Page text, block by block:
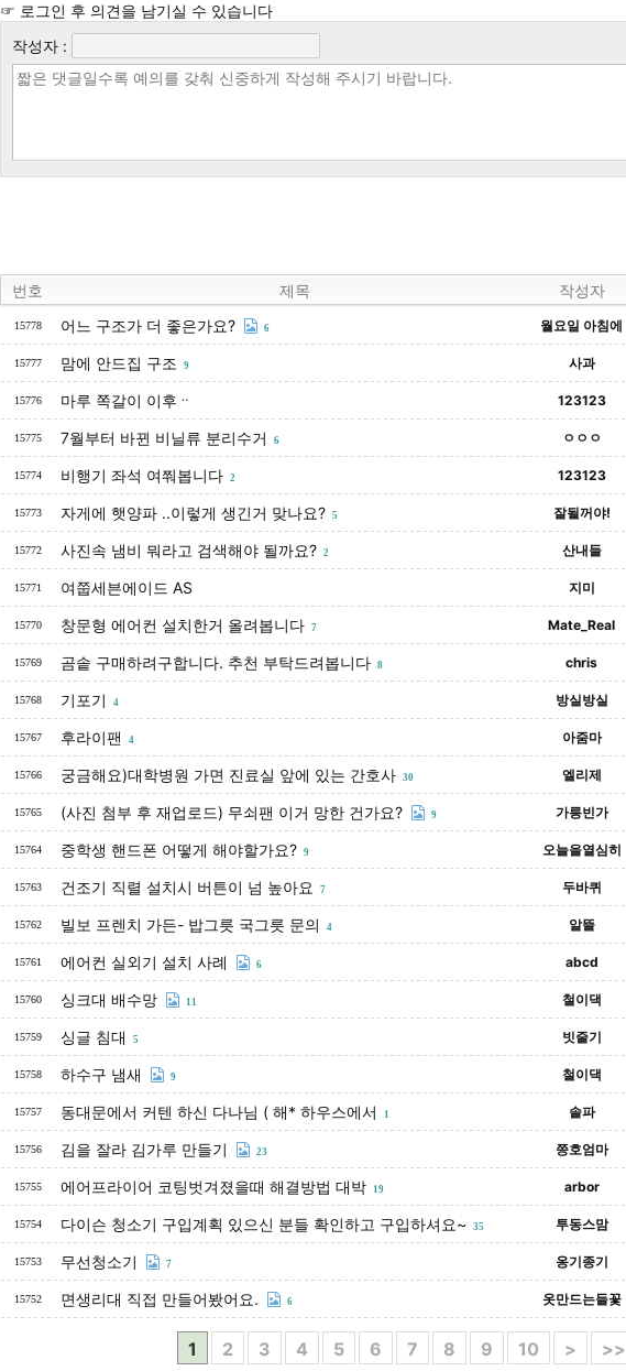
☞ 로그인 후 의견을 남기실 수 있습니다
작성자 :
번호 제목 작성자
15778 어느 구조가 더 좋은가요? 6 월요일 아침에
15777 맘에 안드집 구조 9 사과
15776 마루 쪽갈이 이후ᆢ 123123
15775 7월부터 바뀐 비닐류 분리수거 6 ㅇㅇㅇ
15774 비행기 좌석 여쭤봅니다 2 123123
15773 자게에 햇양파 ..이렇게 생긴거 맞나요? 5 잘될꺼야!
15772 사진속 냄비 뭐라고 검색해야 될까요? 2 산내들
15771 여쭙세븐에이드 AS 지미
15770 창문형 에어컨 설치한거 올려봅니다 7 Mate_Real
15769 곰솥 구매하려구합니다. 추천 부탁드려봅니다 8 chris
15768 기포기 4 방실방실
15767 후라이팬 4 아줌마
15766 궁금해요)대학병원 가면 진료실 앞에 있는 간호사 30 엘리제
15765 (사진 첨부 후 재업로드) 무쇠팬 이거 망한 건가요? 9 가릉빈가
15764 중학생 핸드폰 어떻게 해야할가요? 9 오늘을열심히
15763 건조기 직렬 설치시 버튼이 넘 높아요 7 두바퀴
15762 빌보 프렌치 가든- 밥그릇 국그릇 문의 4 알뜰
15761 에어컨 실외기 설치 사례 6 abcd
15760 싱크대 배수망 11 철이댁
15759 싱글 침대 5 빗줄기
15758 하수구 냄새 9 철이댁
15757 동대문에서 커텐 하신 다나님 ( 해* 하우스에서 1 솔파
15756 김을 잘라 김가루 만들기 23 쯩호엄마
15755 에어프라이어 코팅벗겨졌을때 해결방법 대박 19 arbor
15754 다이슨 청소기 구입계획 있으신 분들 확인하고 구입하셔요~ 35 투동스맘
15753 무선청소기 7 옹기종기
15752 면생리대 직접 만들어봤어요. 6 옷만드는들꽃
1 2 3 4 5 6 7 8 9 10 > >>